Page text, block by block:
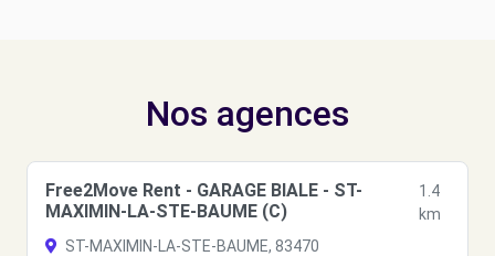
Nos agences
Free2Move Rent - GARAGE BIALE - ST-
MAXIMIN-LA-STE-BAUME (C)
1.4
km
ST-MAXIMIN-LA-STE-BAUME, 83470